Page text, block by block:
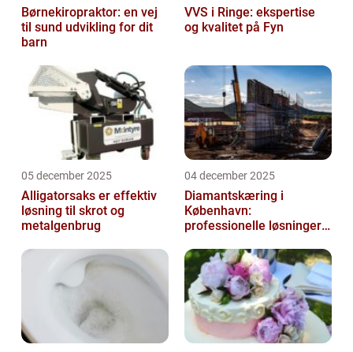
Børnekiropraktor: en vej
til sund udvikling for dit
barn
VVS i Ringe: ekspertise
og kvalitet på Fyn
05 december 2025
Alligatorsaks er effektiv
løsning til skrot og
metalgenbrug
04 december 2025
Diamantskæring i
København:
professionelle løsninger